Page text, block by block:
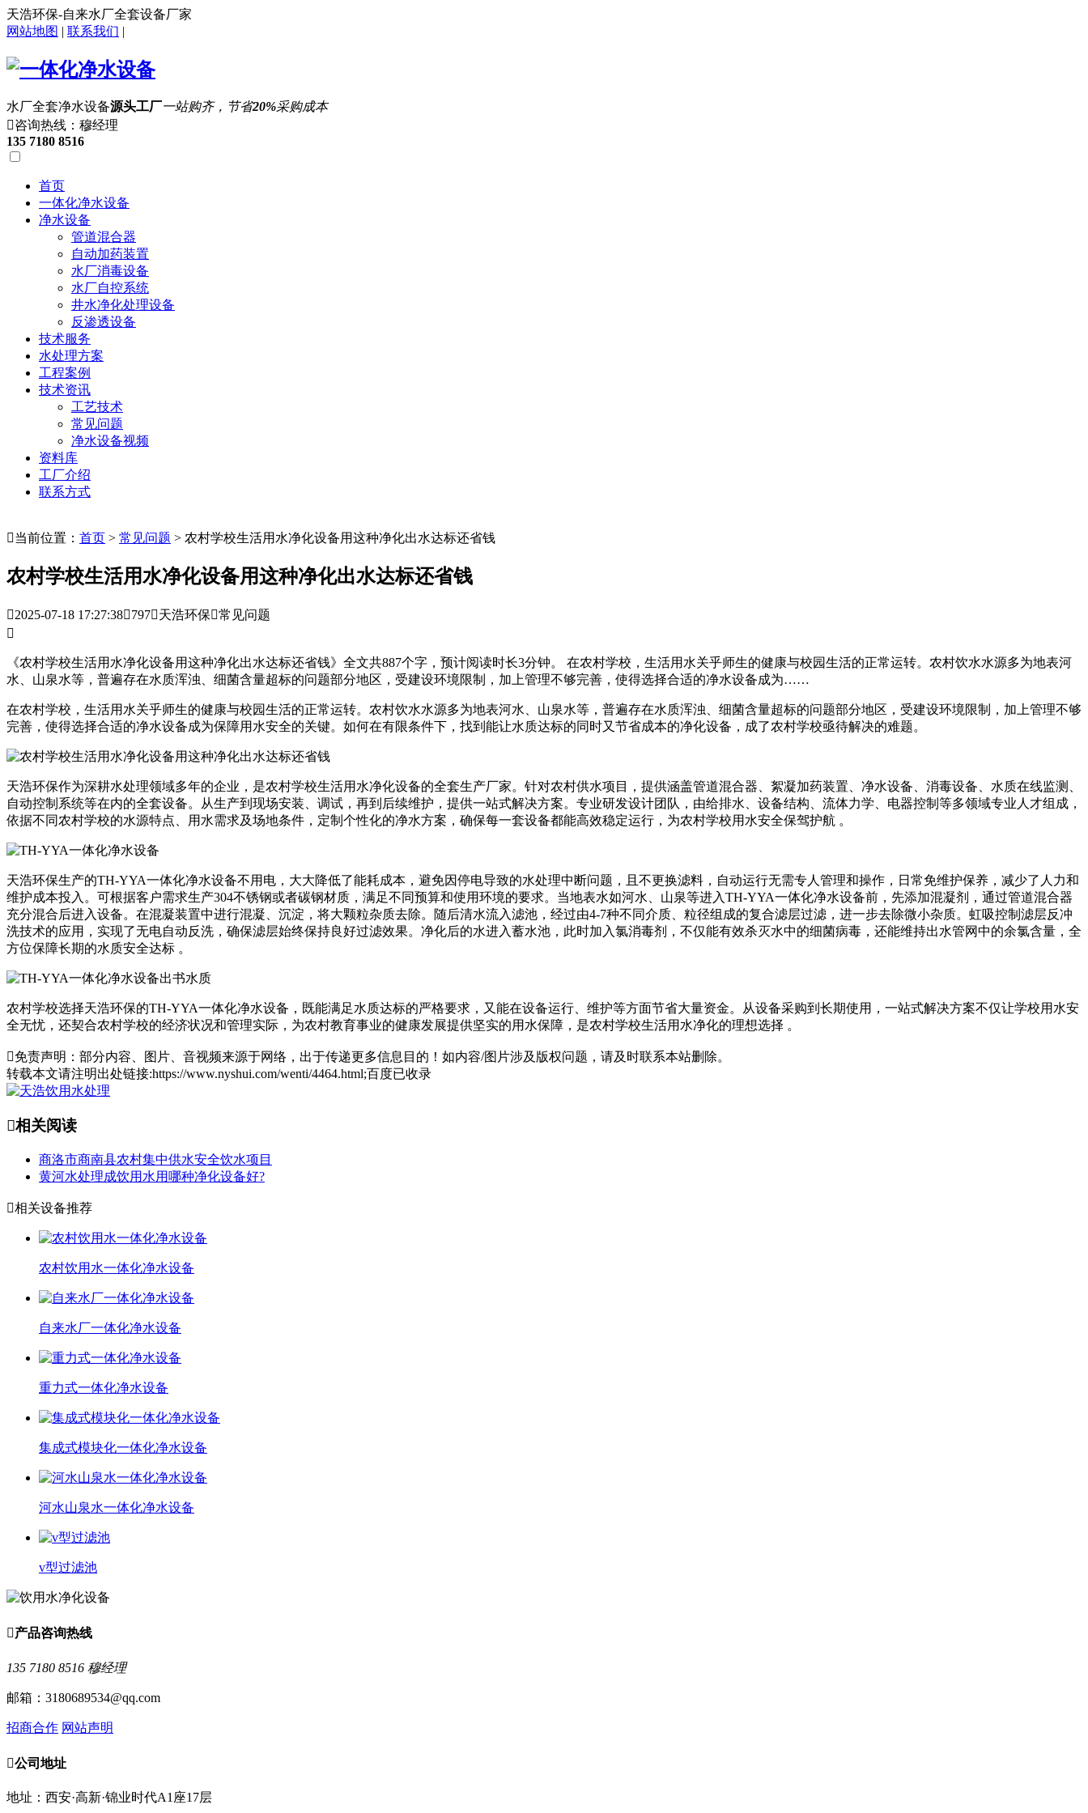
天浩环保-自来水厂全套设备厂家
网站地图 | 联系我们 |
水厂全套净水设备源头工厂一站购齐，节省20%采购成本
咨询热线：穆经理
135 7180 8516
首页
一体化净水设备
净水设备
管道混合器
自动加药装置
水厂消毒设备
水厂自控系统
井水净化处理设备
反渗透设备
技术服务
水处理方案
工程案例
技术资讯
工艺技术
常见问题
净水设备视频
资料库
工厂介绍
联系方式
当前位置： 首页 > 常见问题 > 农村学校生活用水净化设备用这种净化出水达标还省钱
农村学校生活用水净化设备用这种净化出水达标还省钱
2025-07-18 17:27:38797天浩环保常见问题

《农村学校生活用水净化设备用这种净化出水达标还省钱》全文共887个字，预计阅读时长3分钟。 在农村学校，生活用水关乎师生的健康与校园生活的正常运转。农村饮水水源多为地表河
水、山泉水等，普遍存在水质浑浊、细菌含量超标的问题部分地区，受建设环境限制，加上管理不够完善，使得选择合适的净水设备成为……
在农村学校，生活用水关乎师生的健康与校园生活的正常运转。农村饮水水源多为地表河水、山泉水等，普遍存在水质浑浊、细菌含量超标的问题部分地区，受建设环境限制，加上管理不够
完善，使得选择合适的净水设备成为保障用水安全的关键。如何在有限条件下，找到能让水质达标的同时又节省成本的净化设备，成了农村学校亟待解决的难题。​
天浩环保作为深耕水处理领域多年的企业，是农村学校生活用水净化设备的全套生产厂家。针对农村供水项目，提供涵盖管道混合器、絮凝加药装置、净水设备、消毒设备、水质在线监测、
自动控制系统等在内的全套设备。从生产到现场安装、调试，再到后续维护，提供一站式解决方案。专业研发设计团队，由给排水、设备结构、流体力学、电器控制等多领域专业人才组成，
依据不同农村学校的水源特点、用水需求及场地条件，定制个性化的净水方案，确保每一套设备都能高效稳定运行，为农村学校用水安全保驾护航 。​
天浩环保生产的TH-YYA一体化净水设备不用电，大大降低了能耗成本，避免因停电导致的水处理中断问题，且不更换滤料，自动运行无需专人管理和操作，日常免维护保养，减少了人力和
维护成本投入。可根据客户需求生产304不锈钢或者碳钢材质，满足不同预算和使用环境的要求。当地表水如河水、山泉等进入TH-YYA一体化净水设备前，先添加混凝剂，通过管道混合器
充分混合后进入设备。在混凝装置中进行混凝、沉淀，将大颗粒杂质去除。随后清水流入滤池，经过由4-7种不同介质、粒径组成的复合滤层过滤，进一步去除微小杂质。虹吸控制滤层反冲
洗技术的应用，实现了无电自动反洗，确保滤层始终保持良好过滤效果。净化后的水进入蓄水池，此时加入氯消毒剂，不仅能有效杀灭水中的细菌病毒，还能维持出水管网中的余氯含量，全
方位保障长期的水质安全达标 。​
农村学校选择天浩环保的TH-YYA一体化净水设备，既能满足水质达标的严格要求，又能在设备运行、维护等方面节省大量资金。从设备采购到长期使用，一站式解决方案不仅让学校用水安
全无忧，还契合农村学校的经济状况和管理实际，为农村教育事业的健康发展提供坚实的用水保障，是农村学校生活用水净化的理想选择 。​
免责声明：部分内容、图片、音视频来源于网络，出于传递更多信息目的！如内容/图片涉及版权问题，请及时联系本站删除。
转载本文请注明出处链接:https://www.nyshui.com/wenti/4464.html;百度已收录
相关阅读
商洛市商南县农村集中供水安全饮水项目
黄河水处理成饮用水用哪种净化设备好?
相关设备推荐
农村饮用水一体化净水设备
自来水厂一体化净水设备
重力式一体化净水设备
集成式模块化一体化净水设备
河水山泉水一体化净水设备
v型过滤池
产品咨询热线
135 7180 8516 穆经理
邮箱：3180689534@qq.com
招商合作 网站声明
公司地址
地址：西安·高新·锦业时代A1座17层